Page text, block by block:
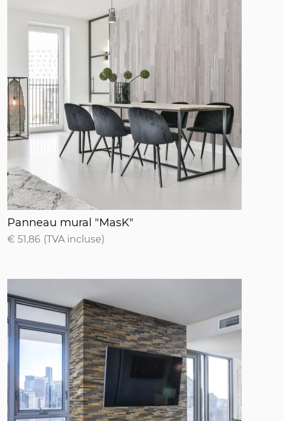
Panneau mural "MasK"
Panneau mural "MasK"
€ 51,86 (TVA incluse)